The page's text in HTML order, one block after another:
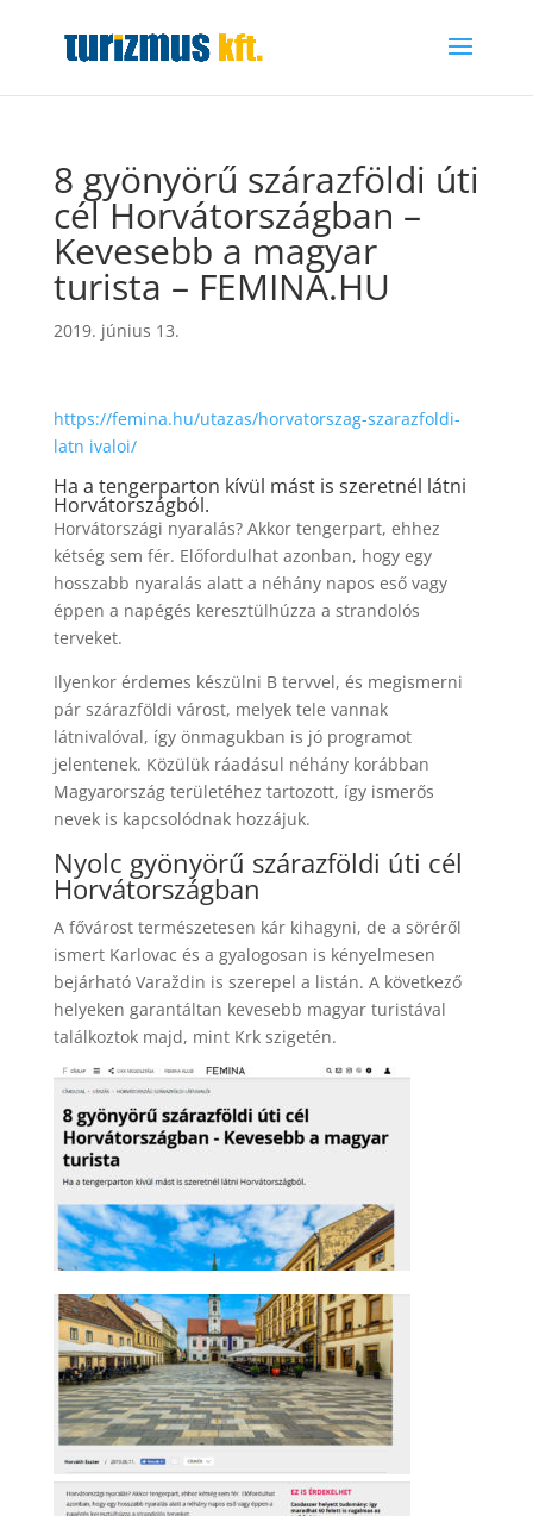
8 gyönyörű szárazföldi úti
cél Horvátországban –
Kevesebb a magyar
turista – FEMINA.HU
2019. június 13.
https://femina.hu/utazas/horvatorszag-szarazfoldi-
latn ivaloi/
Ha a tengerparton kívül mást is szeretnél látni
Horvátországból.
Horvátországi nyaralás? Akkor tengerpart, ehhez
kétség sem fér. Előfordulhat azonban, hogy egy
hosszabb nyaralás alatt a néhány napos eső vagy
éppen a napégés keresztülhúzza a strandolós
terveket.
Ilyenkor érdemes készülni B tervvel, és megismerni
pár szárazföldi várost, melyek tele vannak
látnivalóval, így önmagukban is jó programot
jelentenek. Közülük ráadásul néhány korábban
Magyarország területéhez tartozott, így ismerős
nevek is kapcsolódnak hozzájuk.
Nyolc gyönyörű szárazföldi úti cél
Horvátországban
A fővárost természetesen kár kihagyni, de a söréről
ismert Karlovac és a gyalogosan is kényelmesen
bejárható Varaždin is szerepel a listán. A következő
helyeken garantáltan kevesebb magyar turistával
találkoztok majd, mint Krk szigetén.